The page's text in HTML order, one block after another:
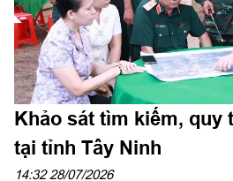
Khảo sát tìm kiếm, quy
tại tỉnh Tây Ninh
14:32 28/07/2026